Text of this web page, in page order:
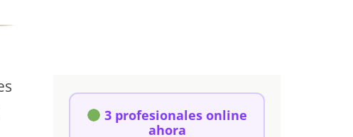
3 profesionales online
ahora